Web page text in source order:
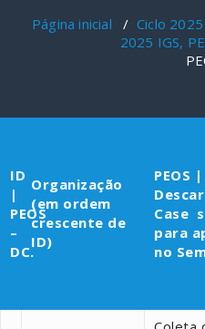
Página inicial /Ciclo 2025
2025 IGS,
ID
|
PEOS
–
DC.
Organização
(em ordem
crescente de
ID)
PEOS |
Case
para
no